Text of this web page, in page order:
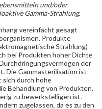
und/oder
Gamma-Strahlung.
vereinfacht gesagt
Produkte
Strahlung)
bei Produkten hoher Dichte
der
Die Gammasterilisation ist
sich durch hohe
Behandlung von Produkten,
zu bewerkstelligen ist.
zugelassen, da es zu den